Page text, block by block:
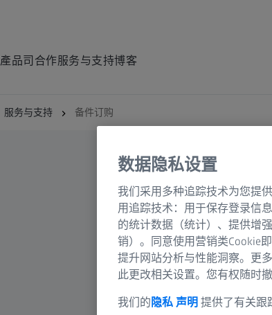
產品司合作服务与支持博客
服务与支持 备件订购
数据隐私设置
我们采用多种追踪技术为您提
用追踪技术：用于保存登录信
的统计数据（统计）、提供增
销）。同意使用营销类Cookie
提升网站分析与性能洞察。更
此更改相关设置。您有权随时撤
我们的 隐私 声明 提供了有关跟